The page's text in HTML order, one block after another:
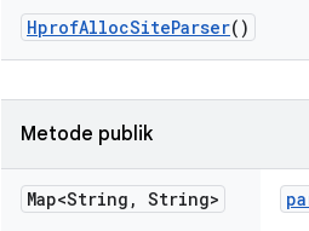
HprofAllocSiteParser()
Metode publik
Map<String , String>